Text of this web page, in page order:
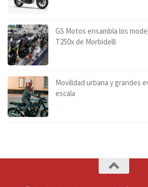
GS Motos ensambla los
T250x de Morbidelli
Movilidad urbana y grandes
escala